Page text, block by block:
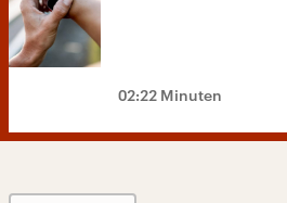
02:22 Minuten